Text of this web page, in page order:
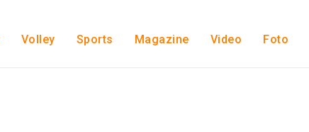
Volley Sports Magazine Video Foto